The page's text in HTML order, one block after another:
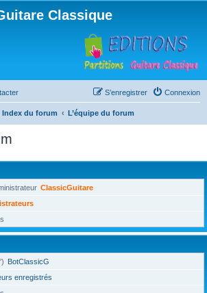
Classique
Connexion
S’enregistrer
Index du forum L’équipe du forum
ClassicGuitare
BotClassicG
enregistrés